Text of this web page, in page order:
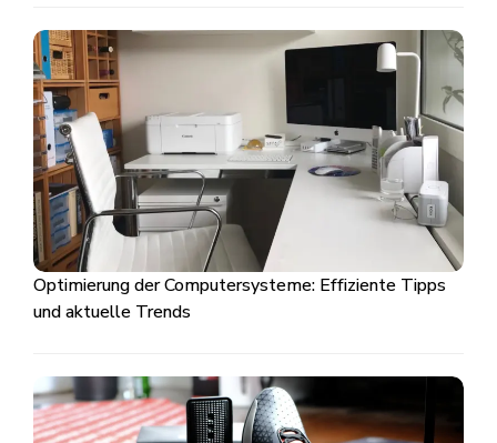
Optimierung der Computersysteme: Effiziente Tipps
und aktuelle Trends